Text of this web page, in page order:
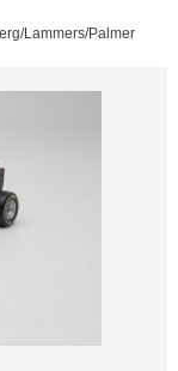
Lammers/Palmer